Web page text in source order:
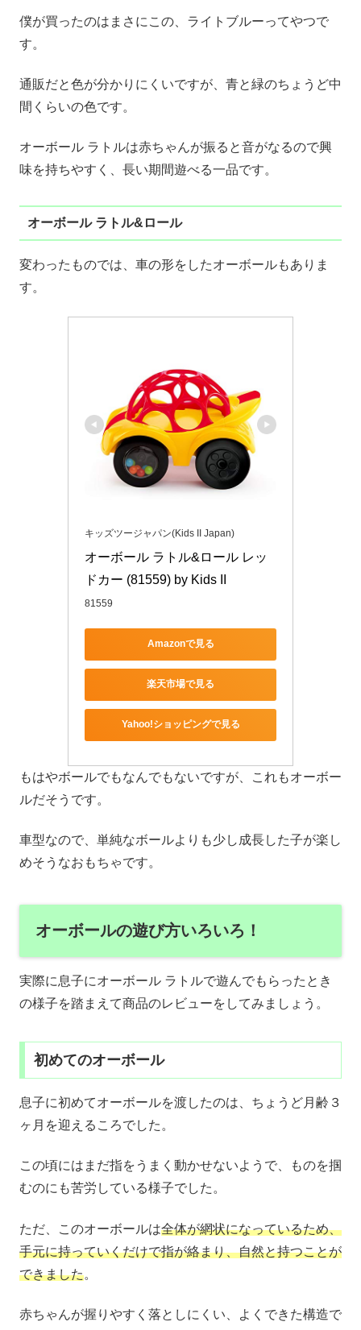
僕が買ったのはまさにこの、ライトブルーってやつで
す。
通販だと色が分かりにくいですが、青と緑のちょうど中
間くらいの色です。
オーボール ラトルは赤ちゃんが振ると音がなるので興
味を持ちやすく、長い期間遊べる一品です。
オーボール ラトル&ロール
変わったものでは、車の形をしたオーボールもありま
す。
キッズツージャパン(Kids II Japan)
オーボール ラトル&ロール レッ
ドカー (81559) by Kids II
81559
Amazonで見る
楽天市場で見る
Yahoo!ショッピングで見る
もはやボールでもなんでもないですが、これもオーボー
ルだそうです。
車型なので、単純なボールよりも少し成長した子が楽し
めそうなおもちゃです。
オーボールの遊び方いろいろ！
実際に息子にオーボール ラトルで遊んでもらったとき
の様子を踏まえて商品のレビューをしてみましょう。
初めてのオーボール
息子に初めてオーボールを渡したのは、ちょうど月齢３
ヶ月を迎えるころでした。
この頃にはまだ指をうまく動かせないようで、ものを掴
むのにも苦労している様子でした。
ただ、このオーボールは全体が網状になっているため、
手元に持っていくだけで指が絡まり、自然と持つことが
できました。
赤ちゃんが握りやすく落としにくい、よくできた構造で